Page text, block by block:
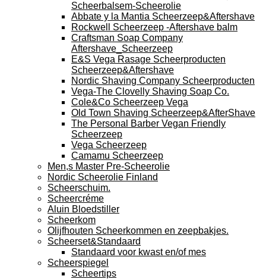
Scheerbalsem-Scheerolie
Abbate y la Mantia Scheerzeep&Aftershave
Rockwell Scheerzeep -Aftershave balm
Craftsman Soap Company
Aftershave_Scheerzeep
E&S Vega Rasage Scheerproducten
Scheerzeep&Aftershave
Nordic Shaving Company Scheerproducten
Vega-The Clovelly Shaving Soap Co.
Cole&Co Scheerzeep Vega
Old Town Shaving Scheerzeep&AfterShave
The Personal Barber Vegan Friendly
Scheerzeep
Vega Scheerzeep
Camamu Scheerzeep
Men,s Master Pre-Scheerolie
Nordic Scheerolie Finland
Scheerschuim.
Scheercréme
Aluin Bloedstiller
Scheerkom
Olijfhouten Scheerkommen en zeepbakjes.
Scheerset&Standaard
Standaard voor kwast en/of mes
Scheerspiegel
Scheertips